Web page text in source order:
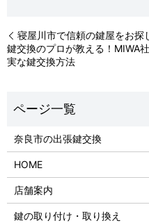
寝屋川市で信頼の鍵屋をお探
鍵交換のプロが教える！MIWA
実な鍵交換方法
奈良市の出張鍵交換
HOME
店舗案内
鍵の取り付け・取り換え